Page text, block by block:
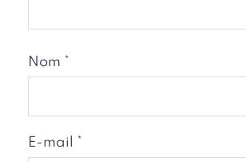
Nom *
E-mail *